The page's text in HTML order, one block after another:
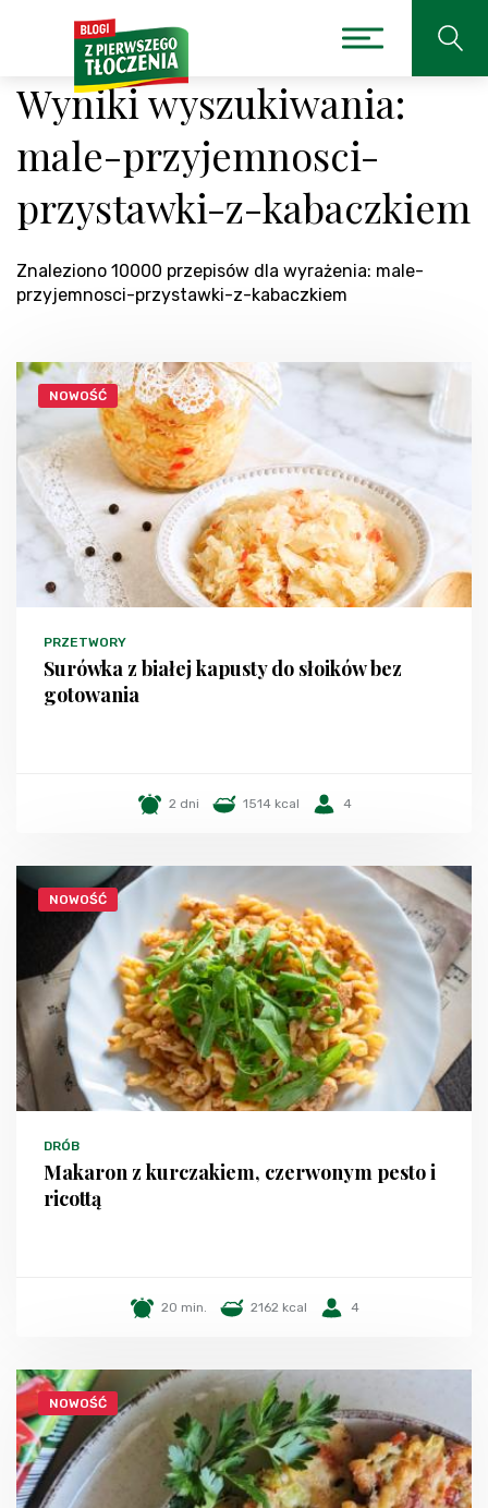
Wyniki wyszukiwania:
male-przyjemnosci-
przystawki-z-kabaczkiem
Znaleziono 10000 przepisów dla wyrażenia: male-
przyjemnosci-przystawki-z-kabaczkiem
NOWOŚĆ
PRZETWORY
Surówka z białej kapusty do słoików bez
gotowania
2 dni 1514 kcal 4
NOWOŚĆ
DRÓB
Makaron z kurczakiem, czerwonym pesto i
ricottą
20 min. 2162 kcal 4
NOWOŚĆ